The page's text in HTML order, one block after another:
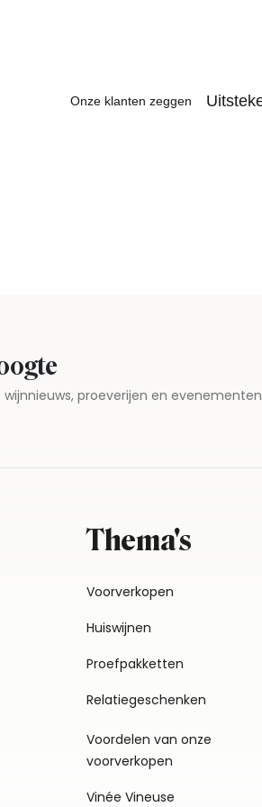
proeverijen en evenementen
Thema's
Voorverkopen
Huiswijnen
Proefpakketten
Relatiegeschenken
Voordelen van onze
voorverkopen
Vinée Vineuse